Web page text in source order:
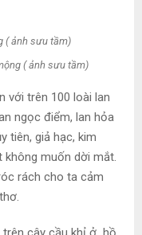
( ảnh sưu tầm)
với trên 100 loài lan
ngọc điểm, lan hỏa
tiên, giả hạc, kim
muốn dời mắt.
rách cho ta cảm